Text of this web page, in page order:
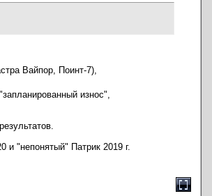
Вайпор, Поинт-7),
износ",
и "непонятый" Патрик 2019 г.